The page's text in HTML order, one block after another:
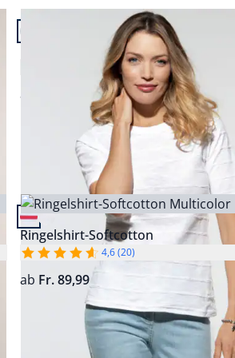
Abbrechen
Artikel 2 von 12.
Baumwollshirt Streifenstruktur
4,8 (91)
ab
Artikel 5 von 12.
Ringelshirt-Softcotton
4,6 (20)
ab Fr. 89,99